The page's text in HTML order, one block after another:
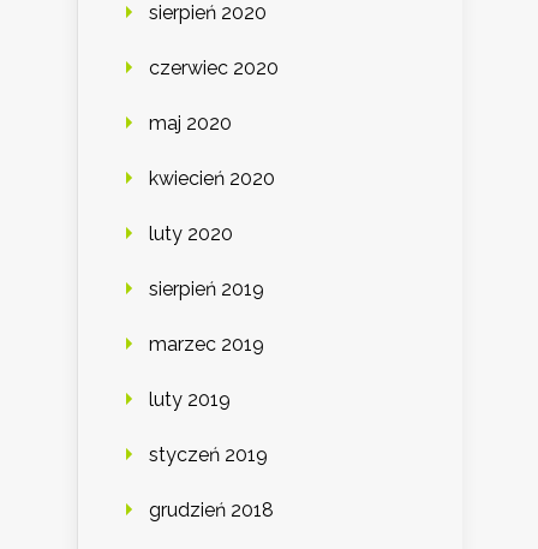
sierpień 2020
czerwiec 2020
maj 2020
kwiecień 2020
luty 2020
sierpień 2019
marzec 2019
luty 2019
styczeń 2019
grudzień 2018